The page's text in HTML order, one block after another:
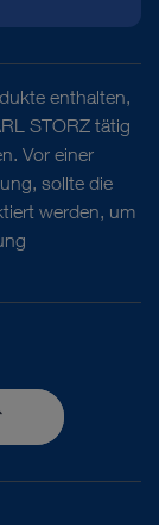
enthalten,
STORZ tätig
Vor einer
sollte die
werden, um